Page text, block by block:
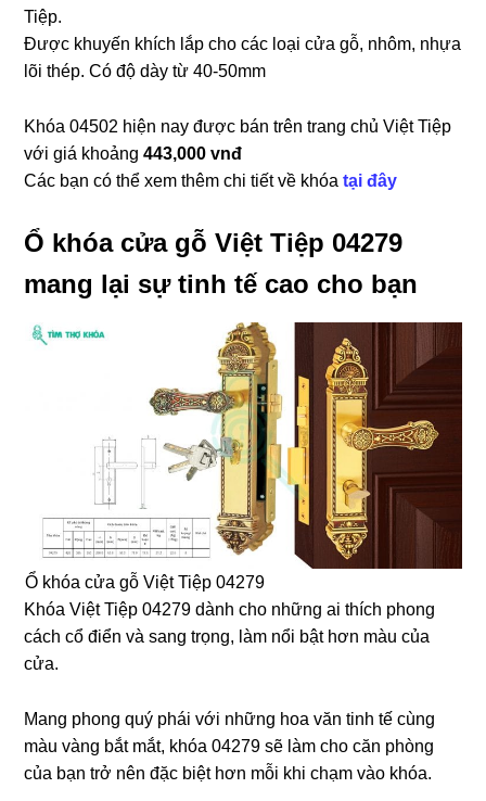
Tiệp.
Được khuyến khích lắp cho các loại cửa gỗ, nhôm, nhựa
lõi thép. Có độ dày từ 40-50mm
Khóa 04502 hiện nay được bán trên trang chủ Việt Tiệp
với giá khoảng443,000 vnđ
Các bạn có thể xem thêm chi tiết về khóatại đây
Ổ khóa cửa gỗ Việt Tiệp 04279
mang lại sự tinh tế cao cho bạn
Ổ khóa cửa gỗ Việt Tiệp 04279
Khóa Việt Tiệp 04279 dành cho những ai thích phong
cách cổ điển và sang trọng, làm nổi bật hơn màu của
cửa.
Mang phong quý phái với những hoa văn tinh tế cùng
màu vàng bắt mắt, khóa 04279 sẽ làm cho căn phòng
của bạn trở nên đặc biệt hơn mỗi khi chạm vào khóa.